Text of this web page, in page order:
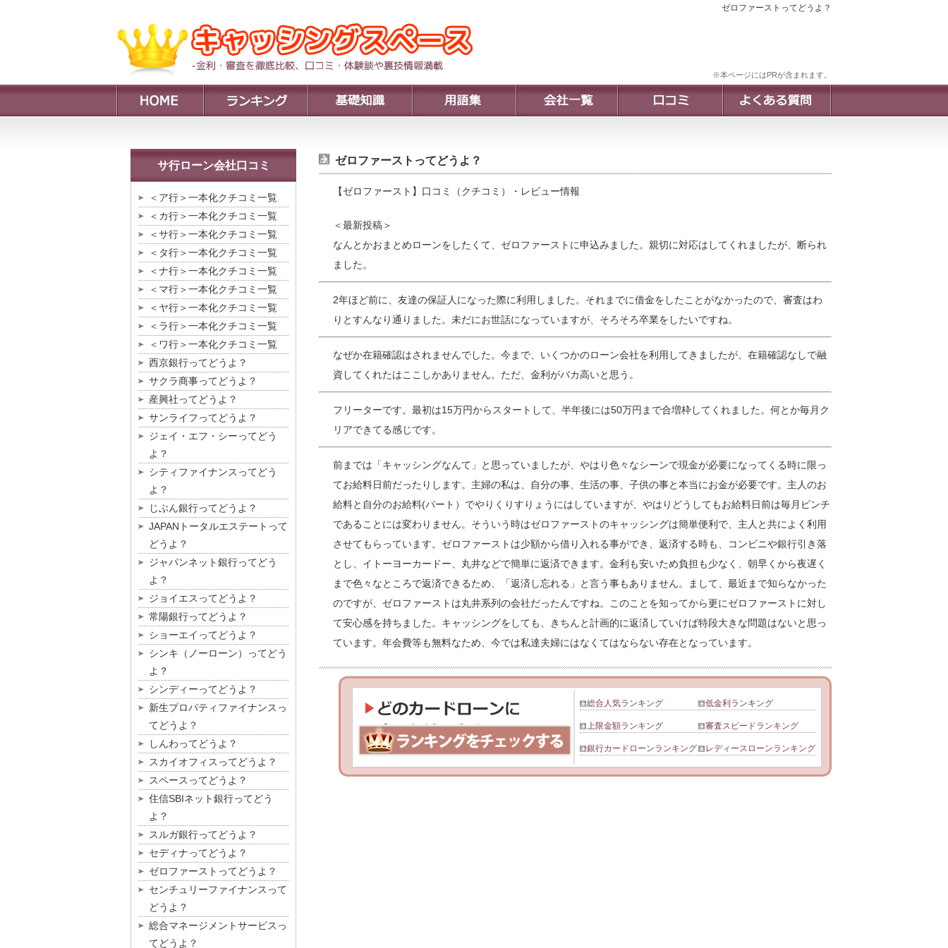
ゼロファーストってどうよ？
※本ページにはPRが含まれます。
サ行ローン会社口コミ
＜ア行＞一本化クチコミ一覧
＜カ行＞一本化クチコミ一覧
＜サ行＞一本化クチコミ一覧
＜タ行＞一本化クチコミ一覧
＜ナ行＞一本化クチコミ一覧
＜マ行＞一本化クチコミ一覧
＜ヤ行＞一本化クチコミ一覧
＜ラ行＞一本化クチコミ一覧
＜ワ行＞一本化クチコミ一覧
西京銀行ってどうよ？
サクラ商事ってどうよ？
産興社ってどうよ？
サンライフってどうよ？
ジェイ・エフ・シーってどう
よ？
シティファイナンスってどう
よ？
じぶん銀行ってどうよ？
JAPANトータルエステートって
どうよ？
ジャパンネット銀行ってどう
よ？
ジョイエスってどうよ？
常陽銀行ってどうよ？
ショーエイってどうよ？
シンキ（ノーローン）ってどう
よ？
シンディーってどうよ？
新生プロパティファイナンスっ
てどうよ？
しんわってどうよ？
スカイオフィスってどうよ？
スペースってどうよ？
住信SBIネット銀行ってどう
よ？
スルガ銀行ってどうよ？
セディナってどうよ？
ゼロファーストってどうよ？
センチュリーファイナンスって
どうよ？
総合マネージメントサービスっ
てどうよ？
ゼロファーストってどうよ？
【ゼロファースト】口コミ（クチコミ）・レビュー情報
＜最新投稿＞
なんとかおまとめローンをしたくて、ゼロファーストに申込みました。親切に対応はしてくれましたが、断られ
ました。
2年ほど前に、友達の保証人になった際に利用しました。それまでに借金をしたことがなかったので、審査はわ
りとすんなり通りました。未だにお世話になっていますが、そろそろ卒業をしたいですね。
なぜか在籍確認はされませんでした。今まで、いくつかのローン会社を利用してきましたが、在籍確認なしで融
資してくれたはここしかありません。ただ、金利がバカ高いと思う。
フリーターです。最初は15万円からスタートして、半年後には50万円まで合増枠してくれました。何とか毎月ク
リアできてる感じです。
前までは「キャッシングなんて」と思っていましたが、やはり色々なシーンで現金が必要になってくる時に限っ
てお給料日前だったりします。主婦の私は、自分の事、生活の事、子供の事と本当にお金が必要です。主人のお
給料と自分のお給料(パート）でやりくりすりょうにはしていますが、やはりどうしてもお給料日前は毎月ピンチ
であることには変わりません。そういう時はゼロファーストのキャッシングは簡単便利で、主人と共によく利用
させてもらっています。ゼロファーストは少額から借り入れる事ができ、返済する時も、コンビニや銀行引き落
とし、イトーヨーカードー、丸井などで簡単に返済できます。金利も安いため負担も少なく、朝早くから夜遅く
まで色々なところで返済できるため、「返済し忘れる」と言う事もありません。まして、最近まで知らなかった
のですが、ゼロファーストは丸井系列の会社だったんですね。このことを知ってから更にゼロファーストに対し
て安心感を持ちました。キャッシングをしても、きちんと計画的に返済していけば特段大きな問題はないと思っ
ています。年会費等も無料なため、今では私達夫婦にはなくてはならない存在となっています。
総合人気ランキング 低金利ランキング
上限金額ランキング 審査スピードランキング
銀行カードローンランキング レディースローンランキング